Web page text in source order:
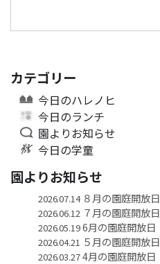
カテゴリー
今日のハレノヒ
今日のランチ
園よりお知らせ
今日の学童
園よりお知らせ
2026.07.14８月の園庭開放日
2026.06.12 ７月の園庭開放日
2026.05.196月の園庭開放日
2026.04.21 ５月の園庭開放日
2026.03.274月の園庭開放日